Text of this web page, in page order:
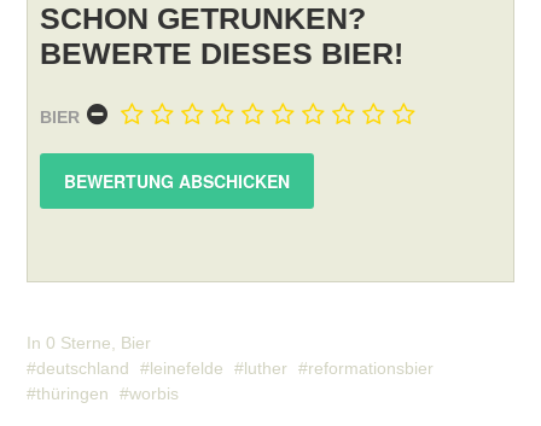
SCHON GETRUNKEN?
BEWERTE DIESES BIER!
BIER
In0 Sterne
Bier
deutschland
leinefelde luther
reformationsbier
thüringen
worbis